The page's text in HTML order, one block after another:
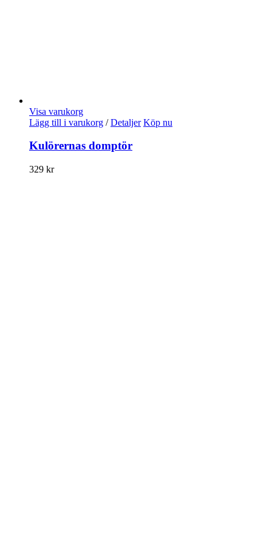
Visa varukorg
Lägg till i varukorg / Detaljer Köp nu
Kulörernas domptör
329 kr